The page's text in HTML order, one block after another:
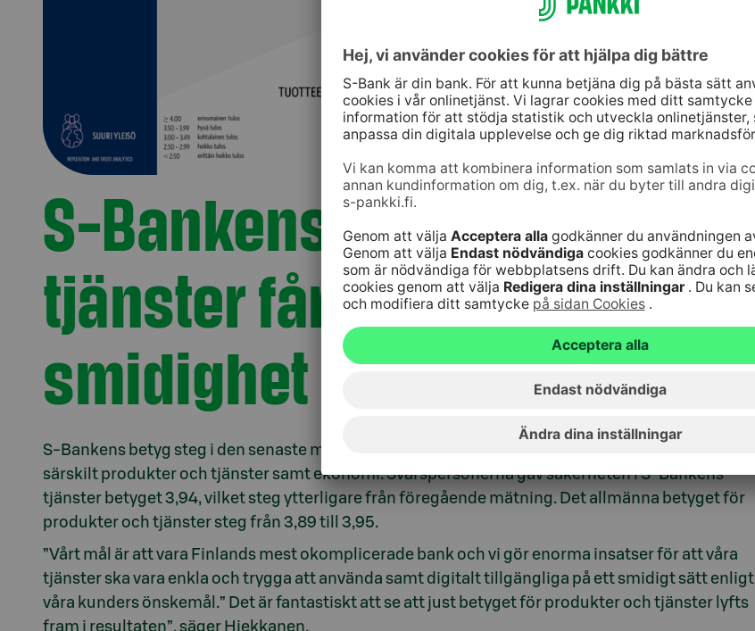
S-Bankens produkter och
tjänster får beröm för
smidighet och säkerhet
S-Bankens betyg steg i den senaste mätningen inom alla delområden, men i resultaten framhävs
särskilt produkter och tjänster samt ekonomi. Svarspersonerna gav säkerheten i S-Bankens
tjänster betyget 3,94, vilket steg ytterligare från föregående mätning. Det allmänna betyget för
produkter och tjänster steg från 3,89 till 3,95.
”Vårt mål är att vara Finlands mest okomplicerade bank och vi gör enorma insatser för att våra
tjänster ska vara enkla och trygga att använda samt digitalt tillgängliga på ett smidigt sätt enligt
våra kunders önskemål.” Det är fantastiskt att se att just betyget för produkter och tjänster lyfts
fram i resultaten”, säger Hiekkanen.